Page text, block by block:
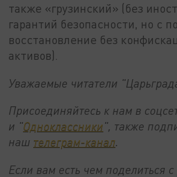
также «грузинский» (без
гарантий безопасности, но с
восстановление без
активов).
Уважаемые читатели
Присоединяйтесь к нам в
и "Одноклассники", также
наш телеграм-канал.
Если вам есть чем поделиться